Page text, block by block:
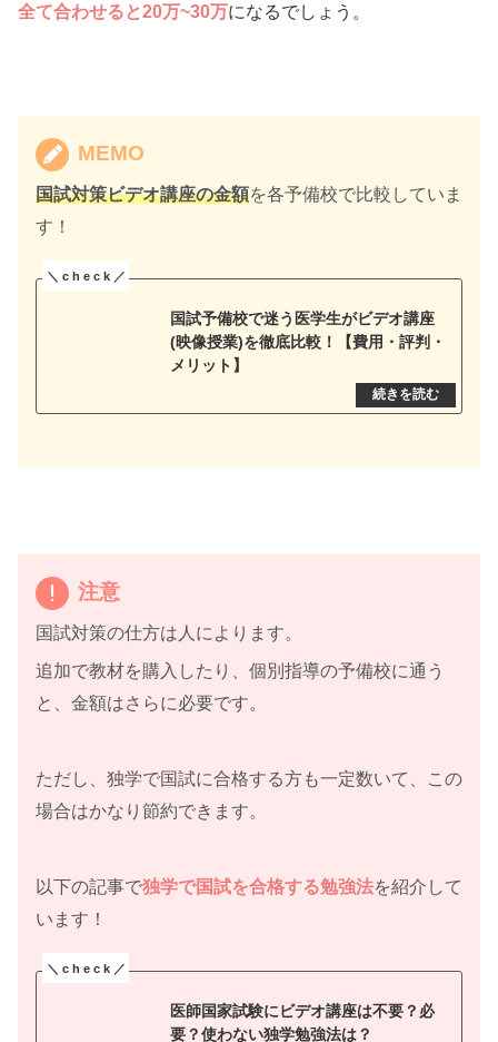
全て合わせると20万~30万になるでしょう。
MEMO
国試対策ビデオ講座の金額を各予備校で比較していま
す！
国試予備校で迷う医学生がビデオ講座
(映像授業)を徹底比較！【費用・評判・
メリット】
注意
国試対策の仕方は人によります。
追加で教材を購入したり、個別指導の予備校に通う
と、金額はさらに必要です。
ただし、独学で国試に合格する方も一定数いて、この
場合はかなり節約できます。
以下の記事で独学で国試を合格する勉強法を紹介して
います！
医師国家試験にビデオ講座は不要？必
要？使わない独学勉強法は？